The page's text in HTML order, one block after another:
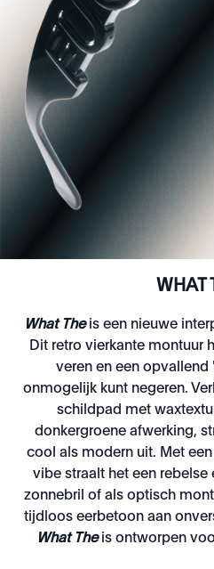
WHAT
What Theis een nieuwe
Dit retro vierkante montuur
veren en een opvallend
onmogelijk kunt negeren.
schildpad met
donkergroene afwerking,
cool als modern uit. Met
vibe straalt het een rebelse
zonnebril of als optisch
tijdloos eerbetoon aan
What Theis ontworpen